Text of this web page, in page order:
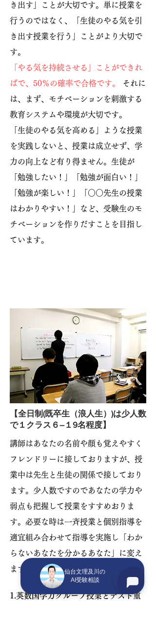
き出す」ことが大切です。単に授業を
行うのではなく、「生徒のやる気を引
き出す授業を行う」ことがより大切で
す。
「やる気を持続させる」ことができれ
ばで、50％の確率で合格です。
それに
は、まず、モチベーションを刺激する
教育システムや環境が大切です。
「生徒のやる気を高める」ような授業
を実践しないと、授業は成立せず、学
力の向上など有り得ません。生徒が
「勉強したい！」「勉強が面白い！」
「勉強が楽しい！」「○○先生の授業
はわかりやすい！」など、受験生のモ
チベーションを作りだすことを目指し
ています。
【全日制(既卒生（浪人生）)は少人数
で１クラス６–１9名程度】
講師はあなたの名前や顔も覚えやすく
フレンドリーに接しておりますが、授
業中は先生と生徒の関係で接しており
ます。少人数ですのであなたの学力や
弱点も把握して授業をすすめおりま
す。必要な時は一斉授業と個別指導を
適宜組み合わせて指導を実施し「わか
らないあなたを分かるあなた」に変え
ます。
1.英数国学力グループ授業とテスト重
仙台文理及川の
AI受験相談